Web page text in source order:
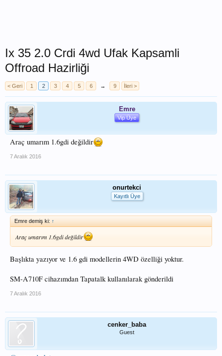
Ix 35 2.0 Crdi 4wd Ufak Kapsamli
Offroad Hazirliği
< Geri 1 2 3 4 5 6 → 9 İleri >
Emre
Vip Üye
Araç umarım 1.6gdi değildir
7 Aralık 2016
onurtekci
Kayıtlı Üye
Emre demiş ki: ↑
Araç umarım 1.6gdi değildir
Başlıkta yazıyor ve 1.6 gdi modellerin 4WD özelliği yoktur.
SM-A710F cihazımdan Tapatalk kullanılarak gönderildi
7 Aralık 2016
cenker_baba
Guest